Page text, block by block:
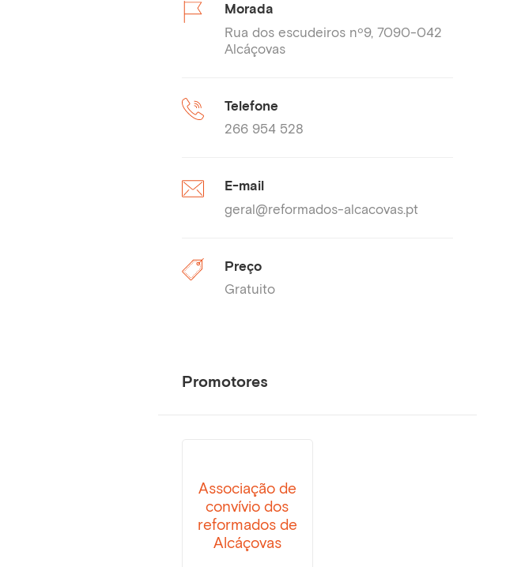
Morada
Rua dos escudeiros nº9, 7090-042
Alcáçovas
Telefone
266 954 528
E-mail
geral@reformados-alcacovas.pt
Preço
Gratuito
Promotores
Associação de
convívio dos
reformados de
Alcáçovas